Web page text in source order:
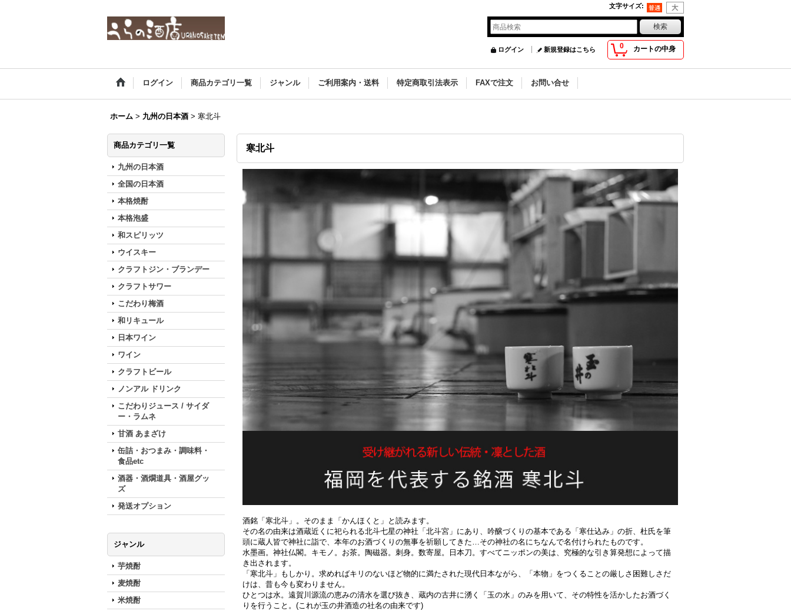
文字サイズ:
0 カートの中身
ログイン 新規登録はこちら
ログイン 商品カテゴリ一覧 ジャンル ご利用案内・送料 特定商取引法表示 FAXで注文 お問い合せ
ホーム > 九州の日本酒 > 寒北斗
商品カテゴリ一覧
九州の日本酒
全国の日本酒
本格焼酎
本格泡盛
和スピリッツ
ウイスキー
クラフトジン・ブランデー
クラフトサワー
こだわり梅酒
和リキュール
日本ワイン
ワイン
クラフトビール
ノンアル ドリンク
こだわりジュース / サイダ
ー・ラムネ
甘酒 あまざけ
缶詰・おつまみ・調味料・
食品etc
酒器・酒燗道具・酒屋グッ
ズ
発送オプション
ジャンル
芋焼酎
麦焼酎
米焼酎
寒北斗
酒銘「寒北斗」。そのまま「かんほくと」と読みます。
その名の由来は酒蔵近くに祀られる北斗七星の神社「北斗宮」にあり、吟醸づくりの基本である「寒仕込み」の折、杜氏を筆
頭に蔵人皆で神社に詣で、本年のお酒づくりの無事を祈願してきた…その神社の名にちなんで名付けられたものです。
水墨画。神社仏閣。キモノ。お茶。陶磁器。刺身。数寄屋。日本刀。すべてニッポンの美は、究極的な引き算発想によって描
き出されます。
「寒北斗」もしかり。求めればキリのないほど物的に満たされた現代日本ながら、「本物」をつくることの厳しさ困難しさだ
けは、昔も今も変わりません。
ひとつは水。遠賀川源流の恵みの清水を選び抜き、蔵内の古井に湧く「玉の水」のみを用いて、その特性を活かしたお酒づく
りを行うこと。(これが玉の井酒造の社名の由来です)